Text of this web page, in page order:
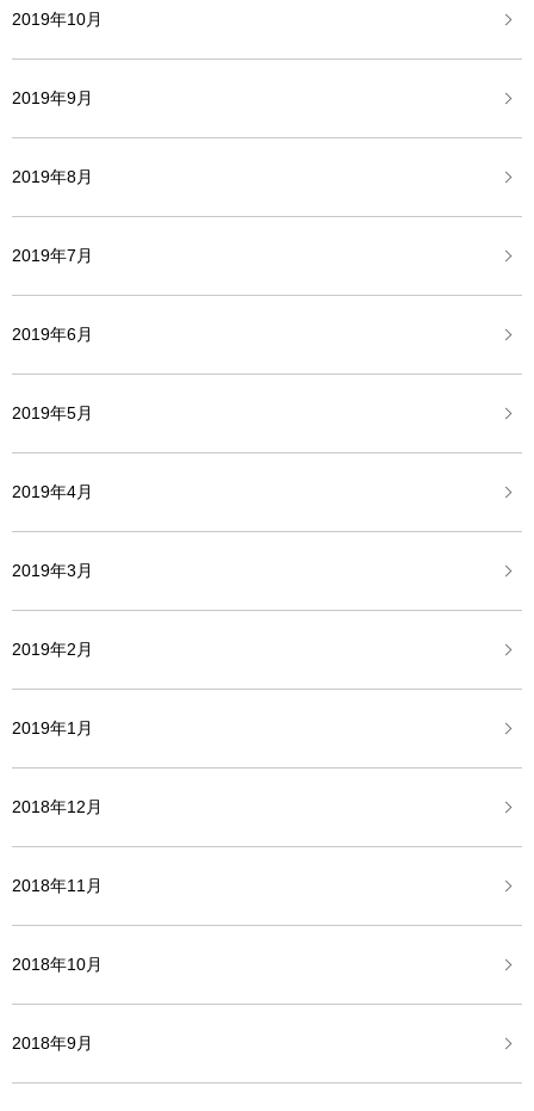
2019年10月
2019年9月
2019年8月
2019年7月
2019年6月
2019年5月
2019年4月
2019年3月
2019年2月
2019年1月
2018年12月
2018年11月
2018年10月
2018年9月